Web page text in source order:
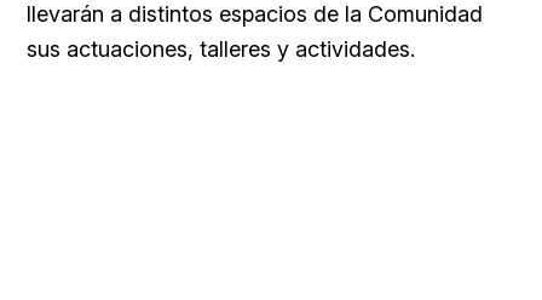
llevarán a distintos espacios de la Comunidad
sus actuaciones, talleres y actividades.